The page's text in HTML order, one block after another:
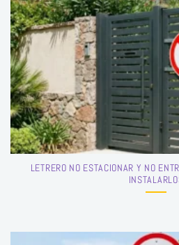
LETRERO NO ESTACIONAR Y NO